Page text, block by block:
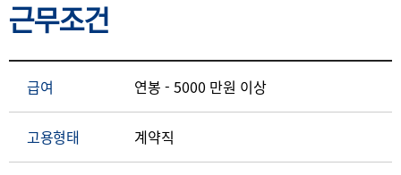
근무조건
급여 연봉 - 5000 만원 이상
고용형태 계약직